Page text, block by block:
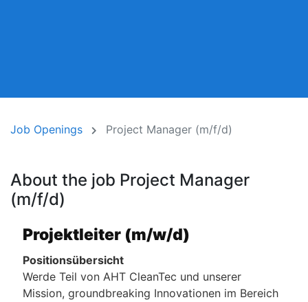
Job Openings Project Manager (m/f/d)
About the job Project Manager
(m/f/d)
Projektleiter (m/w/d)
Positionsübersicht
Werde Teil von AHT CleanTec und unserer
Mission, groundbreaking Innovationen im Bereich